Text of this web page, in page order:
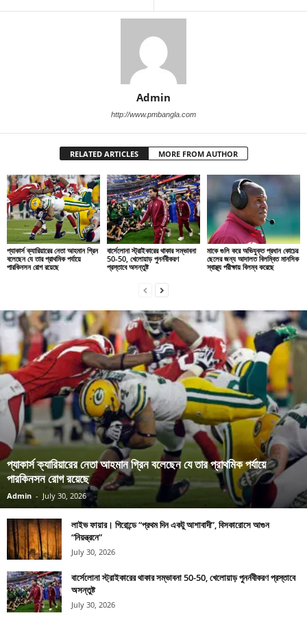
Admin
http://www.pmbangla.com
RELATED ARTICLES MORE FROM AUTHOR
প্যাকার্স ক্যারিয়ারের নেতা আহমান গ্রিন
বলেছেন যে তার প্রাথমিক পর্যায়ে
পারকিনসন রোগ রয়েছে
বার্সেলোনা স্ট্রাইকারের থাকার সম্ভাবনা
50-50, খেলোয়াড় পুনর্নবীকরণ
প্রস্তাবে অসন্তুষ্ট
মাকে গুলি করে অভিযুক্ত প্রধান কোচের
ছেলের জন্য আদালত বিলম্বিত মানসিক
স্বাস্থ্য পরীক্ষায় বিলম্ব করেছে
প্যাকার্স ক্যারিয়ারের নেতা আহমান গ্রিন বলেছেন যে তার প্রাথমিক পর্যায়ে
পারকিনসন রোগ রয়েছে
Admin - July 30, 2026
লাইভ ফায়ার। গিরোন্ডে “প্রথম দিন একটু আশাবাদী”, বিসকারোসে আগুন
“নিয়ন্ত্রনে”
July 30, 2026
বার্সেলোনা স্ট্রাইকারের থাকার সম্ভাবনা 50-50, খেলোয়াড় পুনর্নবীকরণ প্রস্তাবে
অসন্তুষ্ট
July 30, 2026